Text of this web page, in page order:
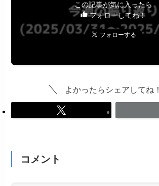
この記事が気に入ったら
フォローしてね！
よかったらシェアしてね！
コメント